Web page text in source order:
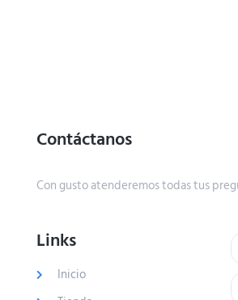
Contáctanos
Con gusto atenderemos todas tus
Links
Inicio